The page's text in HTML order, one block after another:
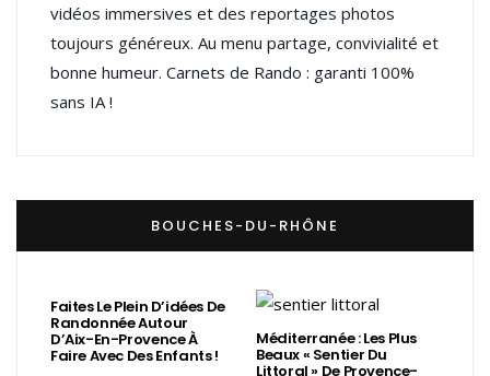
vidéos immersives et des reportages photos
toujours généreux. Au menu partage, convivialité et
bonne humeur. Carnets de Rando : garanti 100%
sans IA !
BOUCHES-DU-RHÔNE
Faites Le Plein D’idées De
Randonnée Autour
D’Aix-En-Provence À
Faire Avec Des Enfants !
Méditerranée : Les Plus
Beaux « Sentier Du
Littoral » De Provence-